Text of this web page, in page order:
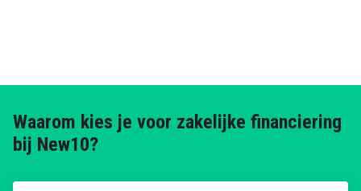
Waarom kies je voor zakelijke financiering
bij New10?